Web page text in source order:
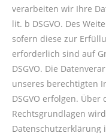
verarbeiten wir Ihre
lit. b DSGVO. Des
sofern diese zur
erforderlich sind auf
DSGVO. Die
unseres berechtigten
DSGVO erfolgen.
Rechtsgrundlagen
Datenschutzerklärung